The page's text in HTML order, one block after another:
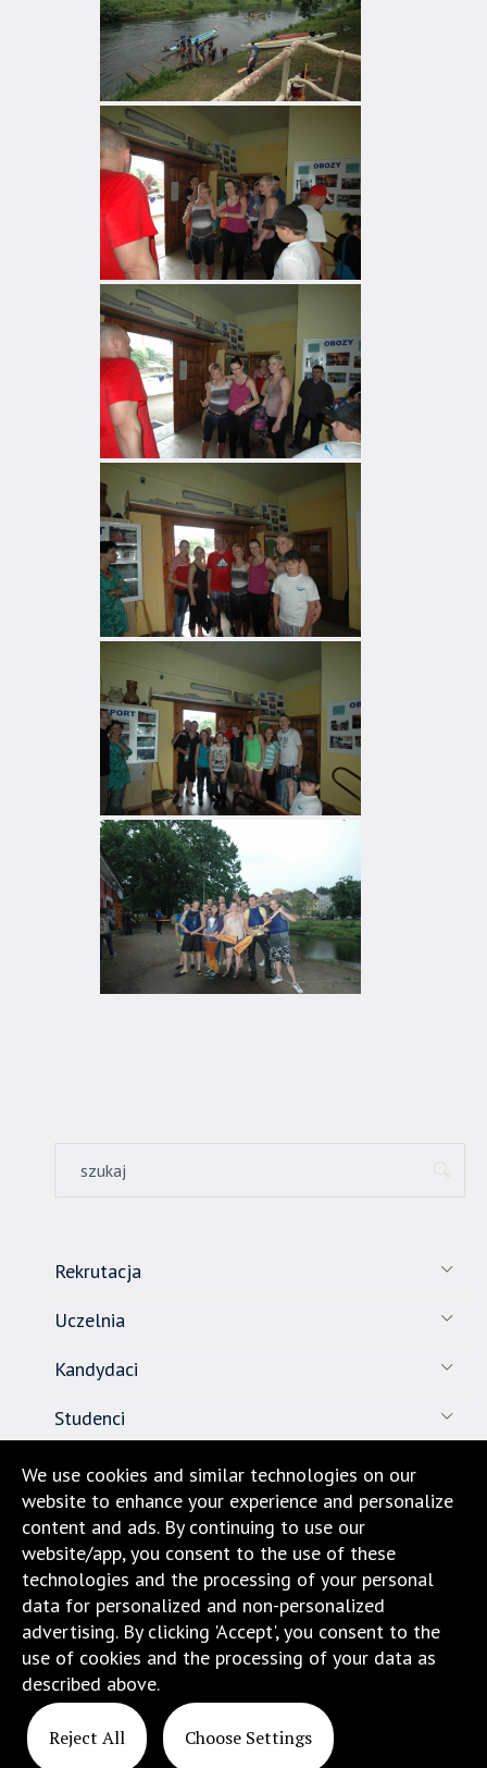
Rekrutacja
Uczelnia
Kandydaci
Studenci
Pracownicy
Nauka
Biuro karier
Kontakt
Dojazd i lokalizacja
We use cookies and similar technologies on our
website to enhance your experience and personalize
content and ads. By continuing to use our
website/app, you consent to the use of these
technologies and the processing of your personal
data for personalized and non-personalized
advertising. By clicking 'Accept', you consent to the
use of cookies and the processing of your data as
described above.
Reject All Choose Settings